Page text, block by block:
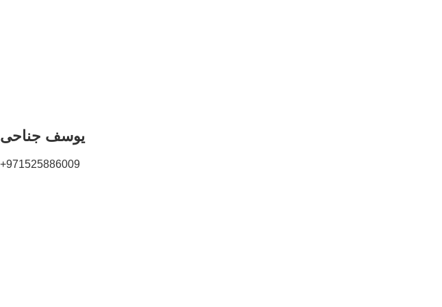
یوسف جناحی
971525886009+